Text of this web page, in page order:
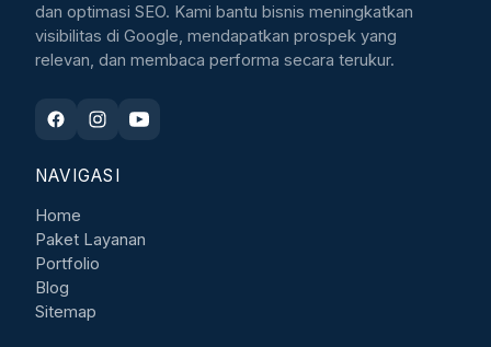
dan optimasi SEO. Kami bantu bisnis meningkatkan
visibilitas di Google, mendapatkan prospek yang
relevan, dan membaca performa secara terukur.
NAVIGASI
Home
Paket Layanan
Portfolio
Blog
Sitemap